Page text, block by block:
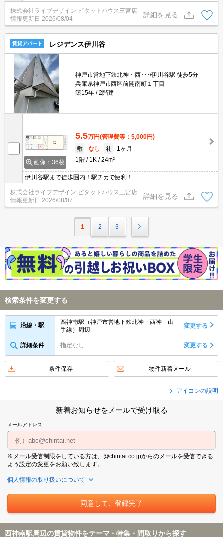
株式会社ライブデザイン ピタットハウス三宮店
情報更新日 2026/08/04
詳細を見る
賃貸アパート レジデンス伊川谷
神戸市営地下鉄北神・西･･･/伊川谷駅 徒歩5分
兵庫県神戸市西区前開南町１丁目
築15年
2階建
画像：36枚
5.5万円(管理費等：5,000円)
敷
なし 礼
1ヶ月
1階
1K 24m²
伊川谷駅まで徒歩圏内！駅チカで便利！
株式会社ライブデザイン ピタットハウス三宮店
情報更新日 2026/08/07
詳細を見る
1 2 3
検索条件を変更する
沿線・駅
西神南駅（神戸市営地下鉄北神・西神・山
手線）周辺
変更する
詳細条件 指定なし 変更する
条件保存 物件新着メール
アイコンの説明
新着お知らせをメールで受け取る
メールアドレス
※メール受信制限をしている方は、@chintai.co.jpからのメールを受信できる
よう設定の変更をお願い致します。
個人情報の取り扱いについて
西神南駅周辺の賃貸物件をテーマ・特集・間取りから探す